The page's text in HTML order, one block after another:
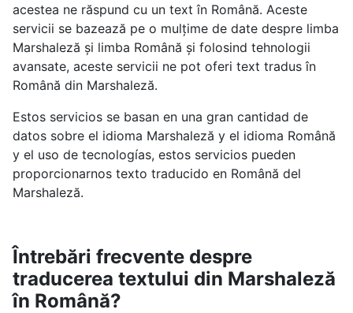
acestea ne răspund cu un text în Română. Aceste
servicii se bazează pe o mulțime de date despre limba
Marshaleză și limba Română și folosind tehnologii
avansate, aceste servicii ne pot oferi text tradus în
Română din Marshaleză.
Estos servicios se basan en una gran cantidad de
datos sobre el idioma Marshaleză y el idioma Română
y el uso de tecnologías, estos servicios pueden
proporcionarnos texto traducido en Română del
Marshaleză.
Întrebări frecvente despre
traducerea textului din Marshaleză
în Română?